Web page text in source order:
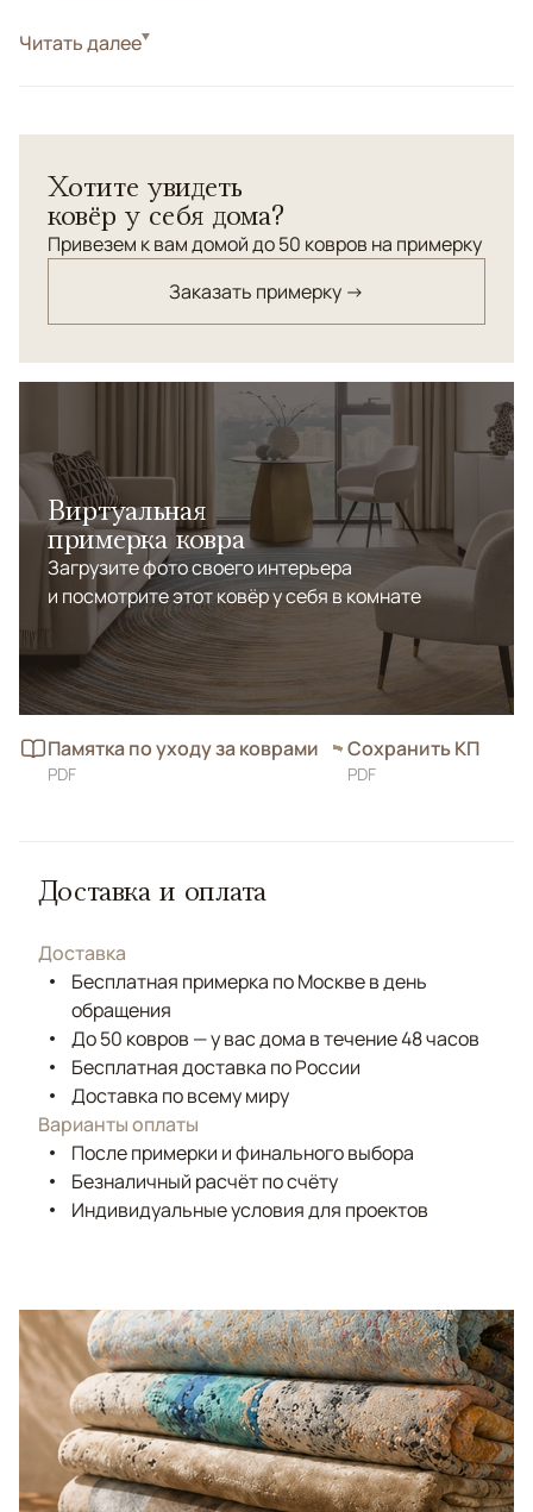
СтильКлассические
узором и центральным медальоном. Нежные оттенки
бежево-золотистого внесут в ваш дом ощущение
солнечного света. Идеален в гостиных и спальнях
Читать далее
Хотите увидеть
ковёр у себя дома?
Привезем к вам домой до 50 ковров на примерку
Заказать примерку →
Виртуальная
примерка ковра
Загрузите фото своего интерьера
и посмотрите этот ковёр у себя в комнате
Памятка по уходу за коврами
PDF
Сохранить КП
PDF
Доставка и оплата
Доставка
Бесплатная примерка по Москве в день
обращения
До 50 ковров — у вас дома в течение 48 часов
Бесплатная доставка по России
Доставка по всему миру
Варианты оплаты
После примерки и финального выбора
Безналичный расчёт по счёту
Индивидуальные условия для проектов